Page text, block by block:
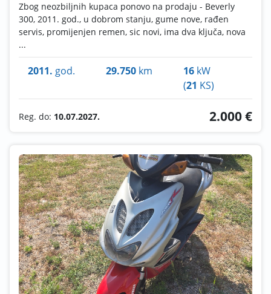
Zbog neozbiljnih kupaca ponovo na prodaju - Beverly
300, 2011. god., u dobrom stanju, gume nove, rađen
servis, promijenjen remen, sic novi, ima dva ključa, nova
...
2011. god. 29.750km 16 kW
(21 KS)
Reg. do: 10.07.2027. 2.000 €